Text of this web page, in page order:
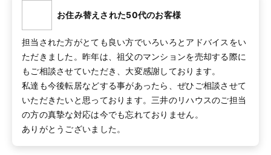
お住み替えされた50代のお客様
担当された方がとても良い方でいろいろとアドバイスをい
ただきました。昨年は、祖父のマンションを売却する際に
もご相談させていただき、大変感謝しております。
私達も今後転居などする事があったら、ぜひご相談させて
いただきたいと思っております。三井のリハウスのご担当
の方の真摯な対応は今でも忘れておりません。
ありがとうございました。